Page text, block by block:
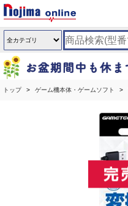
トップ ゲーム機本体・ゲームソフト